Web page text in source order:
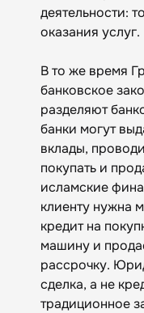
деятельности:
оказания услуг.
В то же время
банковское
разделяют
банки могут
вклады,
покупать и
исламские
клиенту нужна
кредит на
машину и
рассрочку.
сделка, а не
традиционное